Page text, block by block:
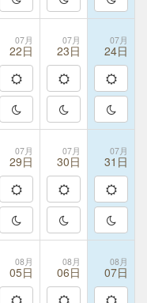
07月
22日
07月
23日
07月
24日
07月
29日
07月
30日
07月
31日
08月
05日
08月
06日
08月
07日